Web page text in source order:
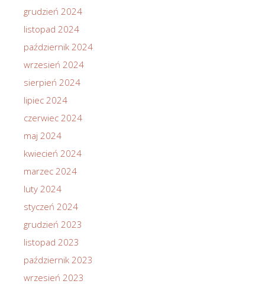
grudzień 2024
listopad 2024
październik 2024
wrzesień 2024
sierpień 2024
lipiec 2024
czerwiec 2024
maj 2024
kwiecień 2024
marzec 2024
luty 2024
styczeń 2024
grudzień 2023
listopad 2023
październik 2023
wrzesień 2023